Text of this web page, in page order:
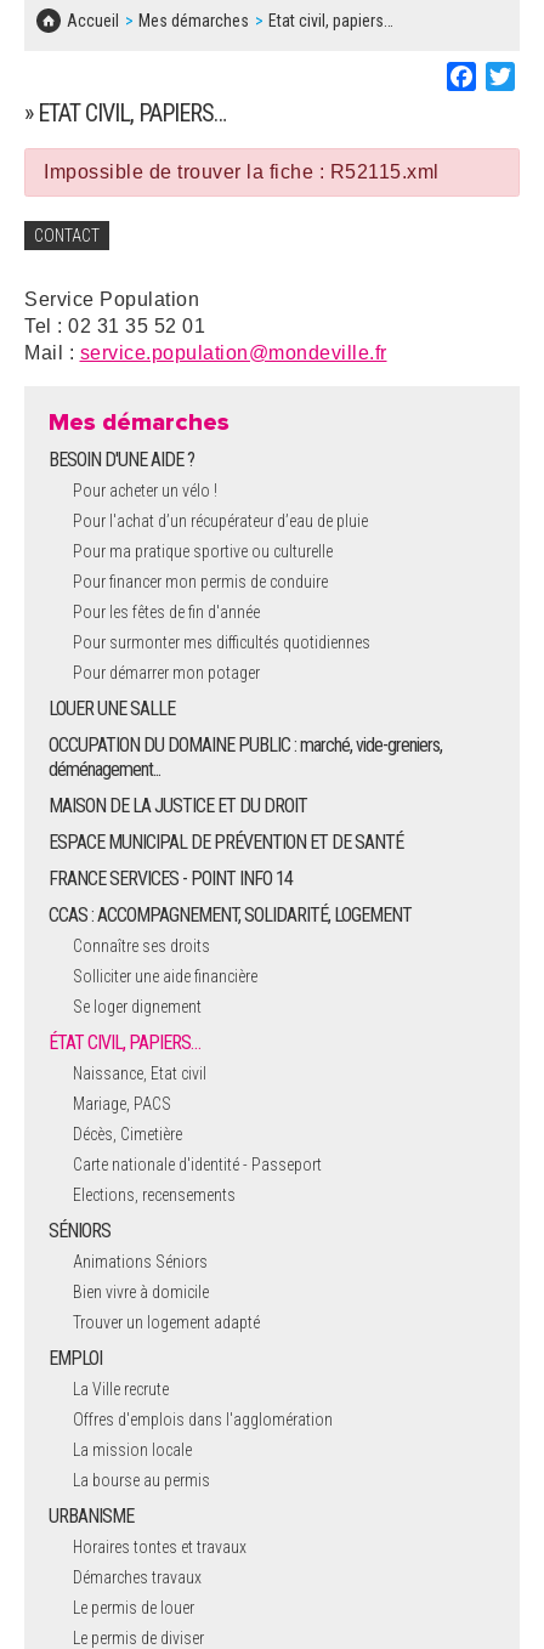
Accueil Mes démarches Etat civil, papiers…
» ETAT CIVIL, PAPIERS…
Impossible de trouver la fiche : R52115.xml
CONTACT
Service Population
Tel : 02 31 35 52 01
Mail : service.population@mondeville.fr
Mes démarches
BESOIN D'UNE AIDE ?
Pour acheter un vélo !
Pour l'achat d’un récupérateur d’eau de pluie
Pour ma pratique sportive ou culturelle
Pour financer mon permis de conduire
Pour les fêtes de fin d'année
Pour surmonter mes difficultés quotidiennes
Pour démarrer mon potager
LOUER UNE SALLE
OCCUPATION DU DOMAINE PUBLIC : marché, vide-greniers,
déménagement...
MAISON DE LA JUSTICE ET DU DROIT
ESPACE MUNICIPAL DE PRÉVENTION ET DE SANTÉ
FRANCE SERVICES - POINT INFO 14
CCAS : ACCOMPAGNEMENT, SOLIDARITÉ, LOGEMENT
Connaître ses droits
Solliciter une aide financière
Se loger dignement
ÉTAT CIVIL, PAPIERS…
Naissance, Etat civil
Mariage, PACS
Décès, Cimetière
Carte nationale d'identité - Passeport
Elections, recensements
SÉNIORS
Animations Séniors
Bien vivre à domicile
Trouver un logement adapté
EMPLOI
La Ville recrute
Offres d'emplois dans l'agglomération
La mission locale
La bourse au permis
URBANISME
Horaires tontes et travaux
Démarches travaux
Le permis de louer
Le permis de diviser
CONCERTATIONS PUBLIQUES
SOLIDARITÉ, LOGEMENT
EMPLOI
URBANISME
POLICE MUNICIPALE
BESOIN D'UNE AIDE ?
LES ASSOCIATIONS
MARCHÉS PUBLICS
SUR LES RISQUES MAJEURS
REGLEMENT LOCAL DE PUBLICITÉ
DECLARATION DE DEMARCHAGE
DOSSIER DE DEMANDE DE SUBVENTION
DEMANDE DE PRÊT DE MATERIEL
FICHE D'ORGANISATION MANIFESTATION
PLAN D'ACTION MUNICIPAL
ARRÊTÉS MUNICIPAUX